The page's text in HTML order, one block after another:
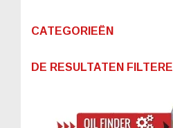
CATEGORIEËN
DE RESULTATEN